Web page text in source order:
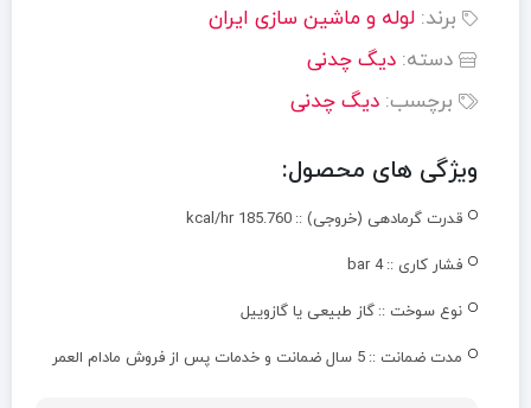
برند: لوله و ماشین سازی ایران
دسته: دیگ چدنی
برچسب: دیگ چدنی
ویژگی های محصول:
قدرت گرمادهی (خروجی) :: kcal/hr 185.760
فشار کاری :: 4 bar
نوع سوخت :: گاز طبیعی یا گازوییل
مدت ضمانت :: 5 سال ضمانت و خدمات پس از فروش مادام العمر